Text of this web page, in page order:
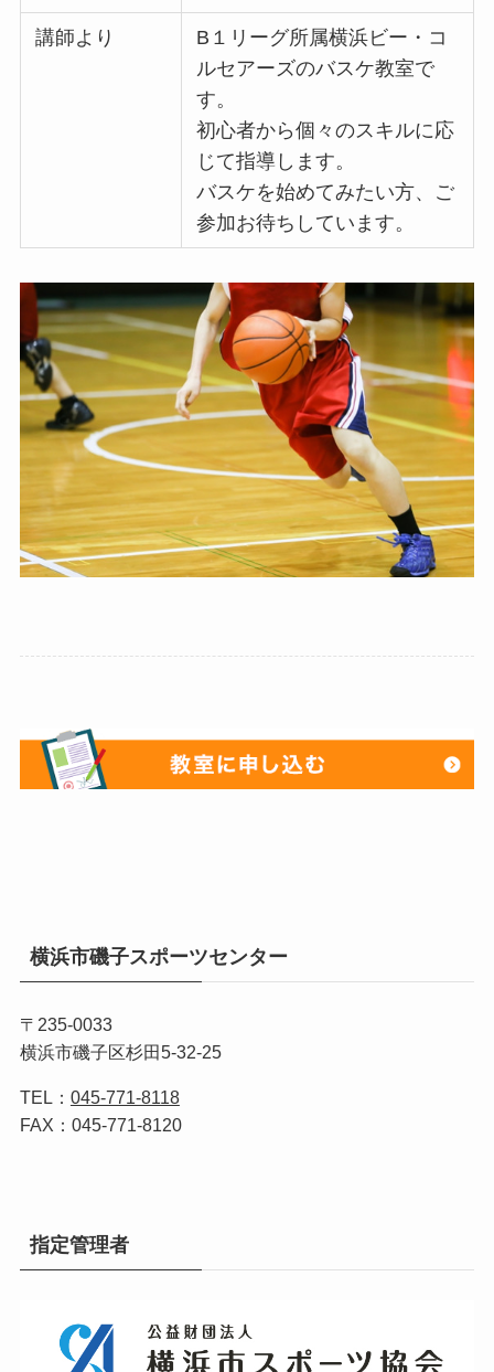
講師より
B１リーグ所属横浜ビー・コ
ルセアーズのバスケ教室で
す。
初心者から個々のスキルに応
じて指導します。
バスケを始めてみたい方、ご
参加お待ちしています。
横浜市磯子スポーツセンター
〒235-0033
横浜市磯子区杉田5-32-25
TEL： 045-771-8118
FAX：045-771-8120
指定管理者